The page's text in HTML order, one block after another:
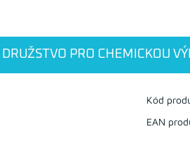
PRO CHEMICKOU
Kód
EAN